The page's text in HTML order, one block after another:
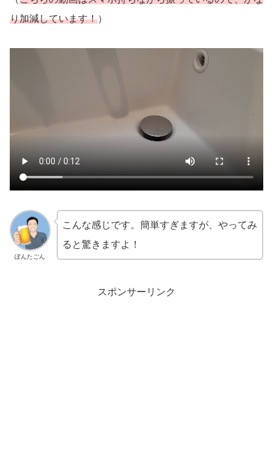
り加減しています！）
ぽんたごん
こんな感じです。簡単すぎますが、やってみ
ると驚きますよ！
スポンサーリンク